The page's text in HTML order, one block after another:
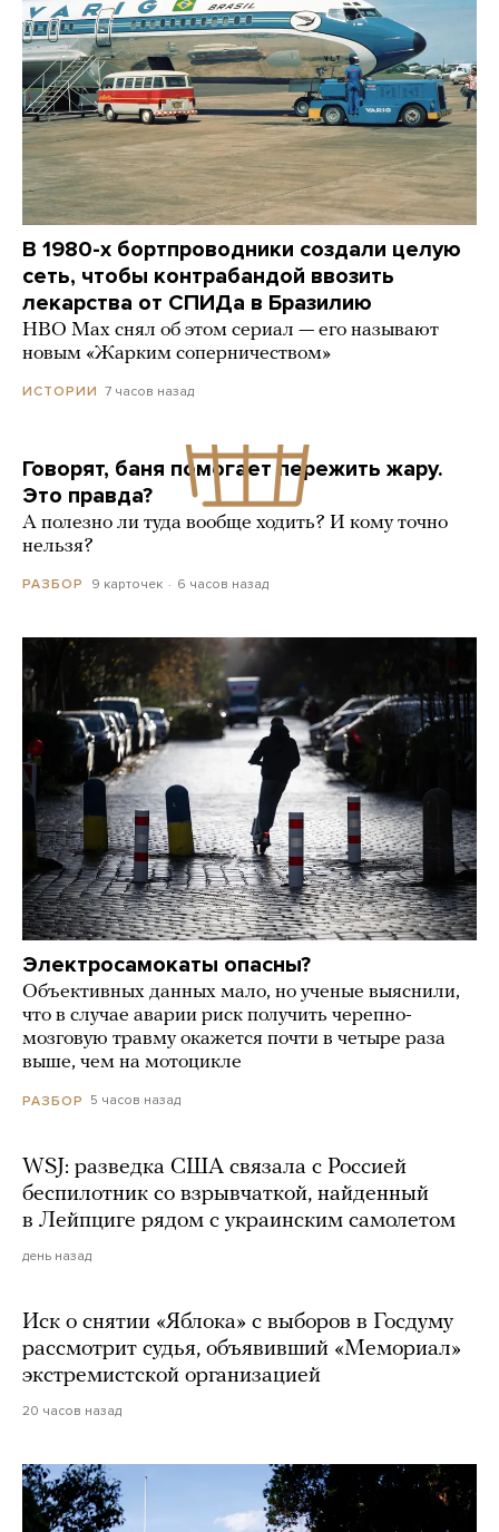
В 1980-х бортпроводники создали целую
сеть, чтобы контрабандой ввозить
лекарства от СПИДа в Бразилию
HBO Max снял об этом сериал — его называют
новым «Жарким соперничеством»
ИСТОРИИ 7 часов назад
Говорят, баня помогает пережить жару.
Это правда?
А полезно ли туда вообще ходить? И кому точно
нельзя?
РАЗБОР 9 карточек 6 часов назад
Электросамокаты опасны?
Объективных данных мало, но ученые выяснили,
что в случае аварии риск получить черепно-
мозговую травму окажется почти в четыре раза
выше, чем на мотоцикле
РАЗБОР 5 часов назад
WSJ: разведка США связала с Россией
беспилотник со взрывчаткой, найденный
в Лейпциге рядом с украинским самолетом
день назад
Иск о снятии «Яблока» с выборов в Госдуму
рассмотрит судья, объявивший «Мемориал»
экстремистской организацией
20 часов назад